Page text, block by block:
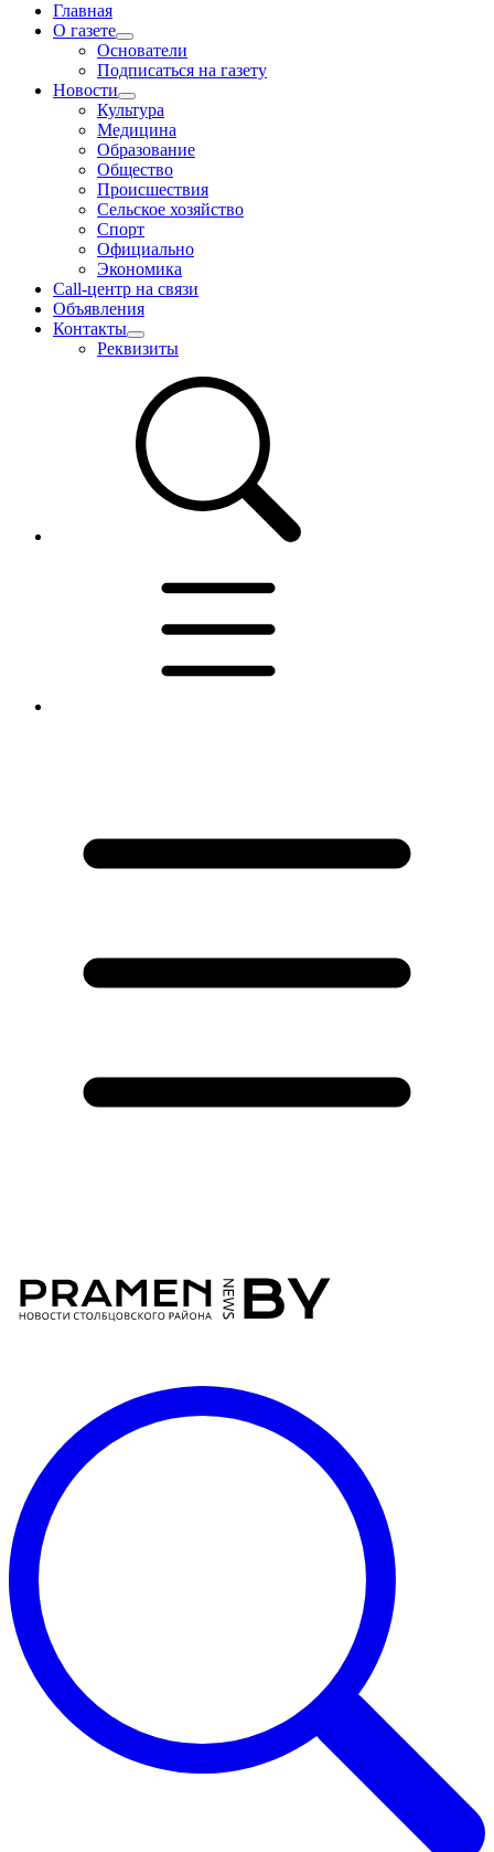
Главная
О газете
Основатели
Подписаться на газету
Новости
Культура
Медицина
Образование
Общество
Происшествия
Сельское хозяйство
Спорт
Официально
Экономика
Call-центр на связи
Объявления
Контакты
Реквизиты